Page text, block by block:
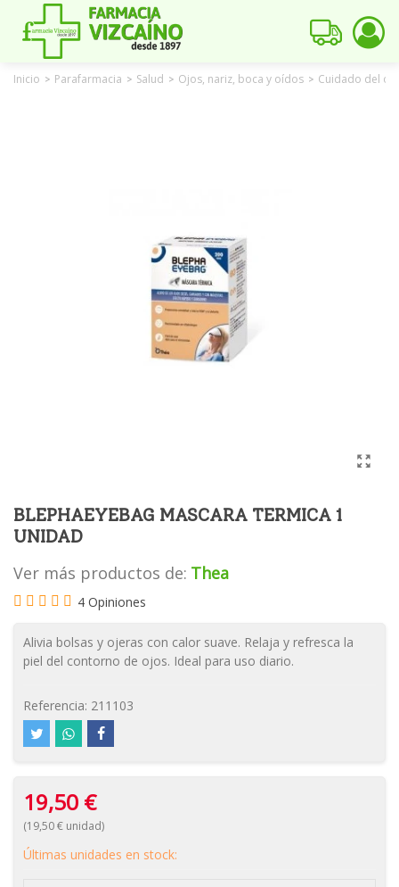
Inicio > Parafarmacia > Salud > Ojos, nariz, boca y oídos > Cuidado del ojo
BLEPHAEYEBAG MASCARA TERMICA 1
UNIDAD
Ver más productos de: Thea
4 Opiniones
Alivia bolsas y ojeras con calor suave. Relaja y refresca la
piel del contorno de ojos. Ideal para uso diario.
Referencia: 211103
19,50 €
(19,50 € unidad)
Últimas unidades en stock: